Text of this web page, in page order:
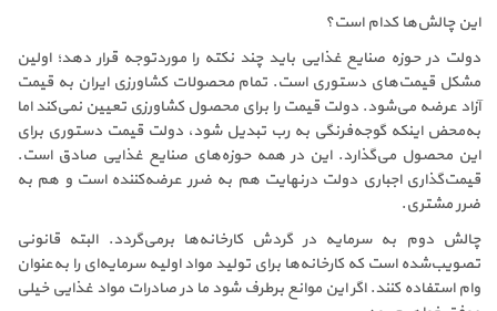
این چالش‌ها کدام است؟
دولت در حوزه صنایع غذایی باید چند نکته را موردتوجه قرار دهد؛ اولین
مشکل قیمت‌های دستوری است. تمام محصولات کشاورزی ایران به قیمت
آزاد عرضه می‌شود. دولت قیمت را برای محصول کشاورزی تعیین نمی‌کند اما
به‌محض اینکه گوجه‌فرنگی به رب تبدیل شود، دولت قیمت دستوری برای
این محصول می‌گذارد. این در همه حوزه‌های صنایع غذایی صادق است.
قیمت‌گذاری اجباری دولت درنهایت هم به ضرر عرضه‌کننده است و هم به
ضرر مشتری.
چالش دوم به سرمایه در گردش کارخانه‌ها برمی‌گردد. البته قانونی
تصویب‌شده است که کارخانه‌ها برای تولید مواد اولیه سرمایه‌ای را به‌عنوان
وام استفاده کنند. اگر این موانع برطرف شود ما در صادرات مواد غذایی خیلی